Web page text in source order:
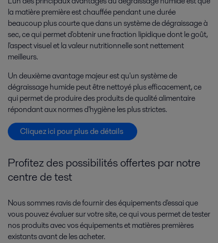
la matière première est chauffée pendant une durée
beaucoup plus courte que dans un système de dégraissage à
sec, ce qui permet d'obtenir une fraction lipidique dont le goût,
l'aspect visuel et la valeur nutritionnelle sont nettement
meilleurs.
Un deuxième avantage majeur est qu'un système de
dégraissage humide peut être nettoyé plus efficacement, ce
qui permet de produire des produits de qualité alimentaire
répondant aux normes d'hygiène les plus strictes.
Cliquez ici pour plus de détails
Profitez des possibilités offertes par notre
centre de test
Nous sommes ravis de fournir des équipements d'essai que
vous pouvez évaluer sur votre site, ce qui vous permet de tester
nos produits avec vos équipements et matières premières
existants avant de les acheter.